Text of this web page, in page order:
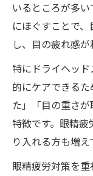
いるところが多
にほぐすことで
し、目の疲れ感が
特にドライヘッ
的にケアできる
た」「目の重さ
特徴です。眼精
り入れる方も増え
眼精疲労対策を